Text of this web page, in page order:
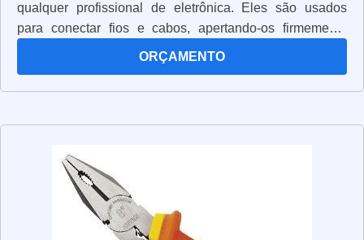
qualquer profissional de eletrônica. Eles são usados
para conectar fios e cabos, apertando-os firmemente
para garantir uma conexão segura. Os alicates de
enquanto são apertados. Eles têm uma alça ergonômica
precisão. Além disso, eles têm uma lâmina de aço
conectados de forma segura. Os alicates de crimpar são
uma ferramenta versátil e podem ser usados para
conectar cabos de vários tamanhos e espessuras. Eles
também são úteis para conectar cabos de alta tensão,
ORÇAMENTO